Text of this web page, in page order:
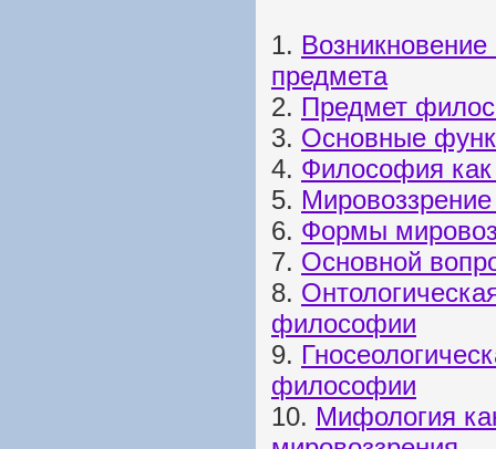
1.
предмета
2. Предмет
3. Основные
4. Философия как
5.
6. Формы
7. Основной
8.
философии
9.
философии
10. Мифология